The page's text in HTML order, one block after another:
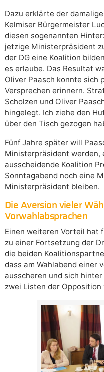
Dazu erklärte der
Kelmiser Bürgermeister
diesen sogenannten
jetzige Ministerpräsident
der DG eine Koalition
es erlaube. Das Resultat
Oliver Paasch konnte sich
Versprechen erinnern.
Scholzen und Oliver
hingelegt. Ich ziehe den
über den Tisch gezogen
Fünf Jahre später will
Ministerpräsident werden,
ausscheidende Koalition
Sonntagabend noch eine
Ministerpräsident bleiben.
Die Aversion vieler
Vorwahlabsprachen
Einen weiteren Vorteil hat
zu einer Fortsetzung der
die beiden
dass am Wahlabend einer
ausscheren und sich
zwei Listen der Opposition